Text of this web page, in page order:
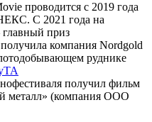
проводится с 2019 года
С 2021 года на
главный приз
компания Nordgold
руднике
получил фильм
металл» (компания ООО